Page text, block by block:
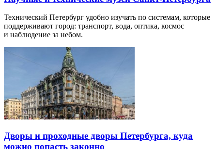
Технический Петербург удобно изучать по системам, которые
поддерживают город: транспорт, вода, оптика, космос
и наблюдение за небом.
Дворы и проходные дворы Петербурга, куда
можно попасть законно